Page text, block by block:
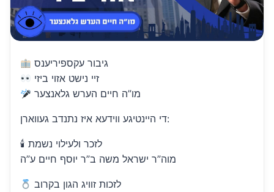
גיבור עקספיריענס
זיי נישט אזוי ביזי
מו”ה חיים הערש גלאנצער
די היינטיגע ווידעא איז נתנדב געווארן:
🕯 לזכר ולעילוי נשמת
מוה”ר ישראל משה ב”ר יוסף חיים ע”ה
לזכות זוויג הגון בקרוב